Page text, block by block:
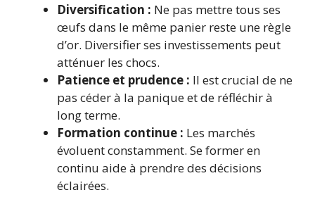
Diversification : Ne pas mettre tous ses
œufs dans le même panier reste une règle
d’or. Diversifier ses investissements peut
atténuer les chocs.
Patience et prudence : Il est crucial de ne
pas céder à la panique et de réfléchir à
long terme.
Formation continue : Les marchés
évoluent constamment. Se former en
continu aide à prendre des décisions
éclairées.